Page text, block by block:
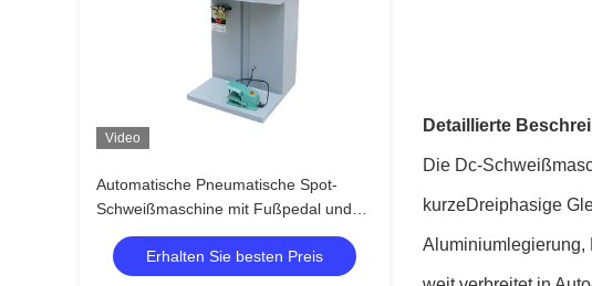
Video
Automatische Pneumatische Spot-
Schweißmaschine mit Fußpedal und
Federdruckkonstruktion für Edelstahl-
DrahtnetzeErhalten Sie besten Preis
Detaillierte
Die Dc-
kurzeDreiphasige
Aluminiumlegierung,